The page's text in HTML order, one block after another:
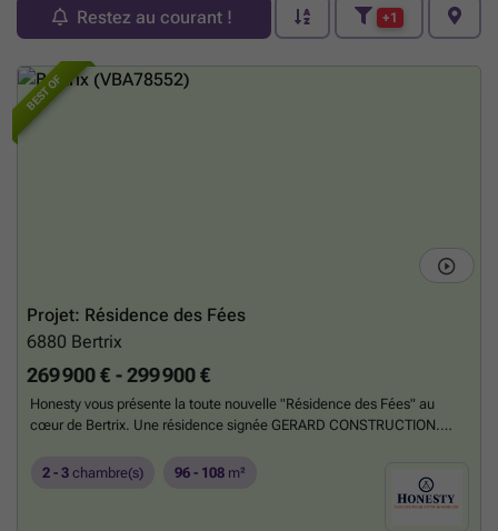
Restez au courant ! +1
BEST OF
Projet: Résidence des Fées
6880 Bertrix
269 900 € - 299 900 €
Honesty vous présente la toute nouvelle "Résidence des Fées" au
cœur de Bertrix. Une résidence signée GERARD CONSTRUCTION.
chambres tout confort. Sa situation exceptionnelle vous permet un
accès aisé à toutes les commodités de Bertrix, les commerces, les
écoles, les transports dont la gare. La conception de ce magnifique
2 - 3 chambre(s) 96 - 108 m²